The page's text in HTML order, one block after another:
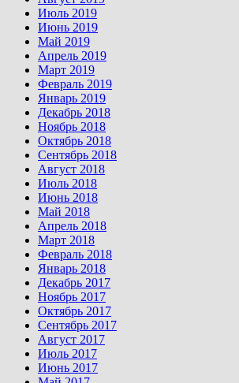
Июль 2019
Июнь 2019
Май 2019
Апрель 2019
Март 2019
Февраль 2019
Январь 2019
Декабрь 2018
Ноябрь 2018
Октябрь 2018
Сентябрь 2018
Август 2018
Июль 2018
Июнь 2018
Май 2018
Апрель 2018
Март 2018
Февраль 2018
Январь 2018
Декабрь 2017
Ноябрь 2017
Октябрь 2017
Сентябрь 2017
Август 2017
Июль 2017
Июнь 2017